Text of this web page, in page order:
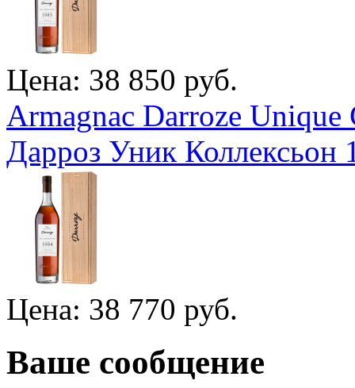
Цена: 38 850 руб.
Armagnac Darroze
Дарроз Уник Коллексьон
Цена: 38 770 руб.
Ваше сообщение